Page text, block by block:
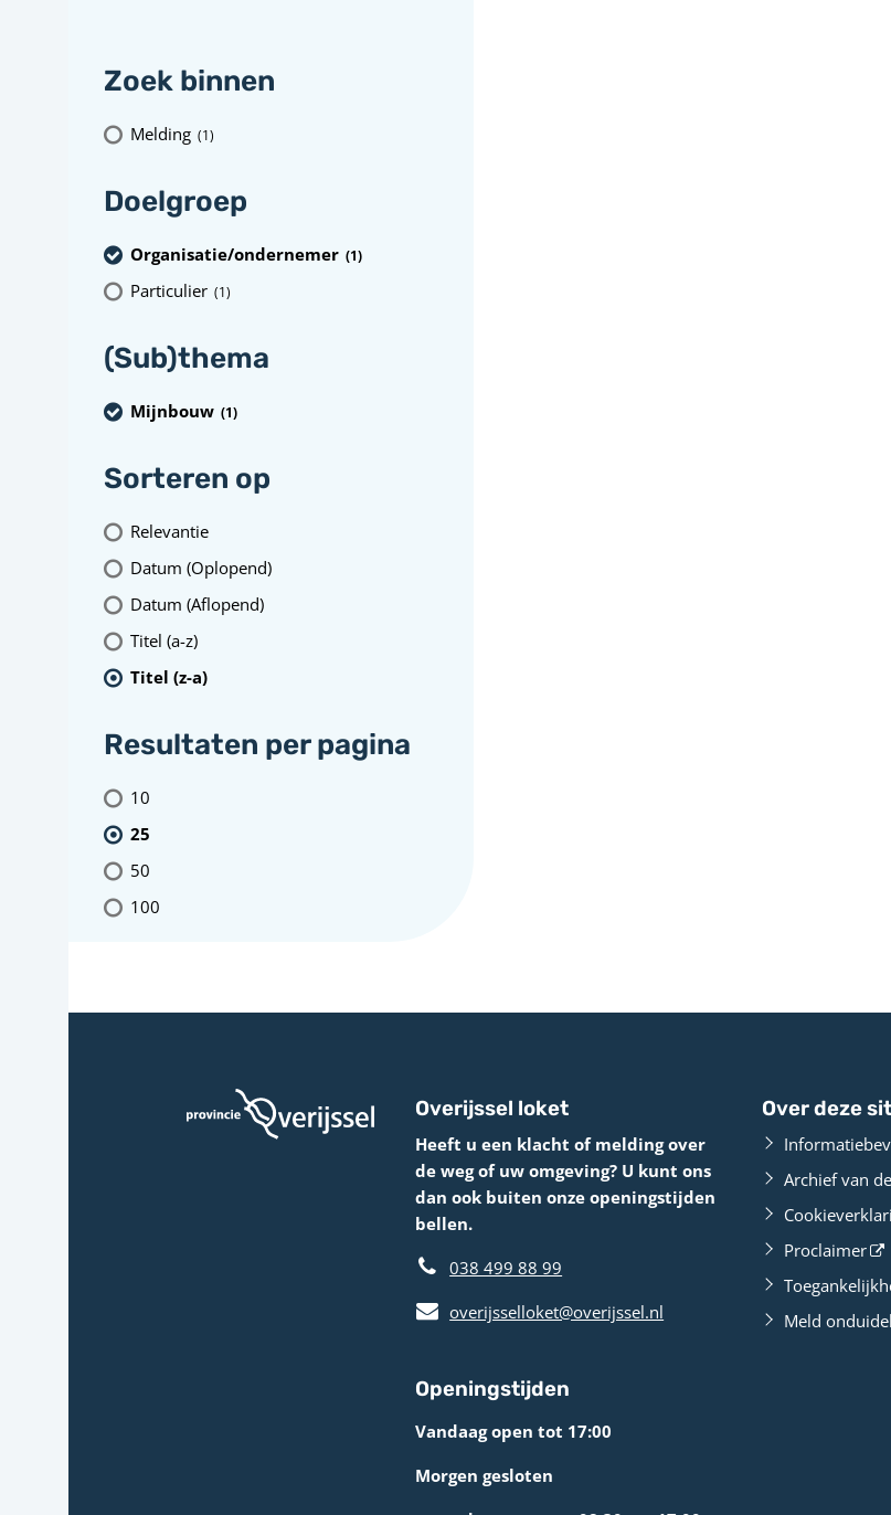
Zoek binnen
Melding (1)
Doelgroep
Organisatie/ondernemer (1)
Particulier (1)
(Sub)thema
Mijnbouw (1)
Sorteren op
Relevantie
Datum (Oplopend)
Datum (Aflopend)
Titel (a-z)
Titel (z-a)
Resultaten per pagina
10
25
50
100
Overijssel loket
Heeft u een klacht of melding over
de weg of uw omgeving? U kunt ons
dan ook buiten onze openingstijden
bellen.
038 499 88 99
overijsselloket@overijssel.nl
Openingstijden
Vandaag open tot 17:00
Morgen gesloten
Over deze
Archief van
Proclaimer
Meld